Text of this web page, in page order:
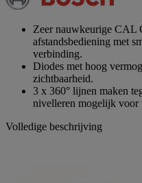
Zeer nauwkeurige CAL
afstandsbediening met
verbinding.
Diodes met hoog
zichtbaarheid.
3 x 360° lijnen maken
nivelleren mogelijk voor
Volledige beschrijving